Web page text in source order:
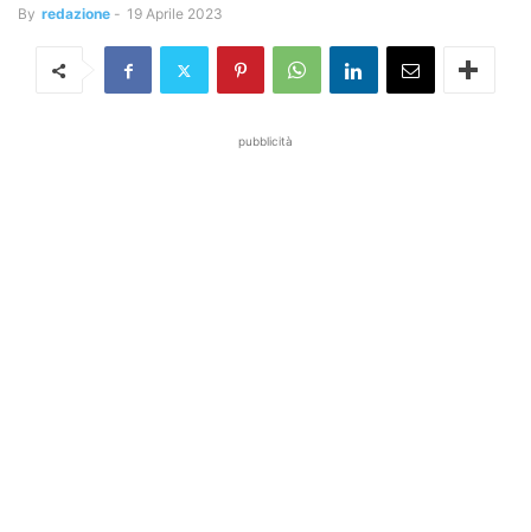
By redazione - 19 Aprile 2023
pubblicità